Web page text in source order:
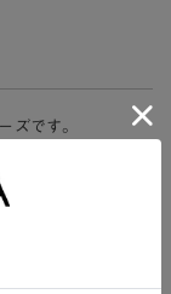
ズです。